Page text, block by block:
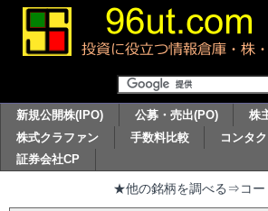
新規公開株(IPO) 公募・売出(PO) 株
株式クラファン
手数料比較 コンタ
証券会社CP
★他の銘柄を調べる⇒コー